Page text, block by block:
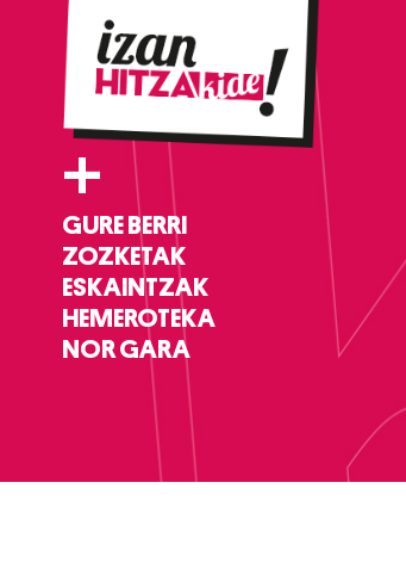
+
GURE BERRI
ZOZKETAK
ESKAINTZAK
HEMEROTEKA
NOR GARA